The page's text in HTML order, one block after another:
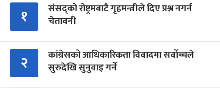
१
संसद्को रोष्ट्रमबाटै गृहमन्त्रीले दिए प्रश्न नगर्न
चेतावनी
२
कांग्रेसको आधिकारिकता विवादमा सर्वोच्चले
सुरुदेखि सुनुवाइ गर्ने